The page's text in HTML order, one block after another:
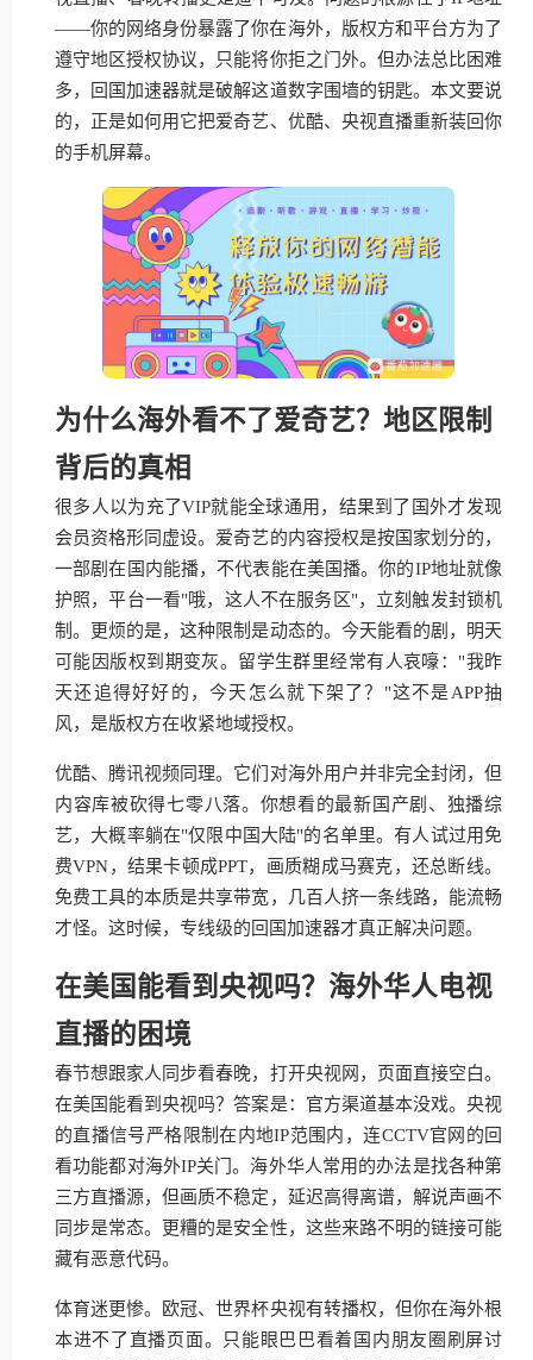
——你的网络身份暴露了你在海外，版权方和平台方为了
遵守地区授权协议，只能将你拒之门外。但办法总比困难
多，回国加速器就是破解这道数字围墙的钥匙。本文要说
的，正是如何用它把爱奇艺、优酷、央视直播重新装回你
的手机屏幕。
为什么海外看不了爱奇艺？地区限制
背后的真相
很多人以为充了VIP就能全球通用，结果到了国外才发现
会员资格形同虚设。爱奇艺的内容授权是按国家划分的，
一部剧在国内能播，不代表能在美国播。你的IP地址就像
护照，平台一看"哦，这人不在服务区"，立刻触发封锁机
制。更烦的是，这种限制是动态的。今天能看的剧，明天
可能因版权到期变灰。留学生群里经常有人哀嚎："我昨
天还追得好好的，今天怎么就下架了？"这不是APP抽
风，是版权方在收紧地域授权。
优酷、腾讯视频同理。它们对海外用户并非完全封闭，但
内容库被砍得七零八落。你想看的最新国产剧、独播综
艺，大概率躺在"仅限中国大陆"的名单里。有人试过用免
费VPN，结果卡顿成PPT，画质糊成马赛克，还总断线。
免费工具的本质是共享带宽，几百人挤一条线路，能流畅
才怪。这时候，专线级的回国加速器才真正解决问题。
在美国能看到央视吗？海外华人电视
直播的困境
春节想跟家人同步看春晚，打开央视网，页面直接空白。
在美国能看到央视吗？答案是：官方渠道基本没戏。央视
的直播信号严格限制在内地IP范围内，连CCTV官网的回
看功能都对海外IP关门。海外华人常用的办法是找各种第
三方直播源，但画质不稳定，延迟高得离谱，解说声画不
同步是常态。更糟的是安全性，这些来路不明的链接可能
藏有恶意代码。
体育迷更惨。欧冠、世界杯央视有转播权，但你在海外根
本进不了直播页面。只能眼巴巴看着国内朋友圈刷屏讨